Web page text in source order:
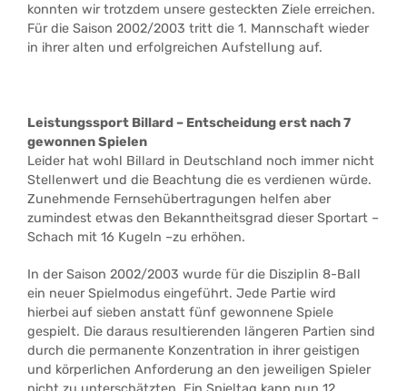
konnten wir trotzdem unsere gesteckten Ziele erreichen.
Für die Saison 2002/2003 tritt die 1. Mannschaft wieder
in ihrer alten und erfolgreichen Aufstellung auf.
Leistungssport Billard – Entscheidung erst nach 7
gewonnen Spielen
Leider hat wohl Billard in Deutschland noch immer nicht
Stellenwert und die Beachtung die es verdienen würde.
Zunehmende Fernsehübertragungen helfen aber
zumindest etwas den Bekanntheitsgrad dieser Sportart –
Schach mit 16 Kugeln –zu erhöhen.
In der Saison 2002/2003 wurde für die Disziplin 8-Ball
ein neuer Spielmodus eingeführt. Jede Partie wird
hierbei auf sieben anstatt fünf gewonnene Spiele
gespielt. Die daraus resultierenden längeren Partien sind
durch die permanente Konzentration in ihrer geistigen
und körperlichen Anforderung an den jeweiligen Spieler